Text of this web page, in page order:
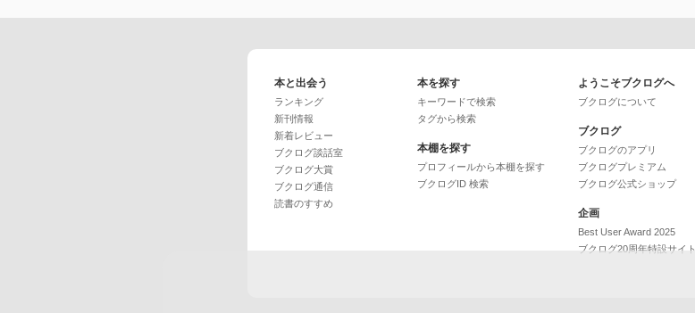
本と出会う
ランキング
新刊情報
新着レビュー
ブクログ談話室
ブクログ大賞
ブクログ通信
読書のすすめ
本を探す
キーワードで検索
タグから検索
本棚を探す
プロフィールから本棚を探す
ブクログID 検索
ようこそブクログへ
ブクログについて
ブクログ
ブクログのアプリ
ブクログプレミアム
ブクログ公式ショップ
企画
Best User Award 2025
ブクログ20周年特設サイト